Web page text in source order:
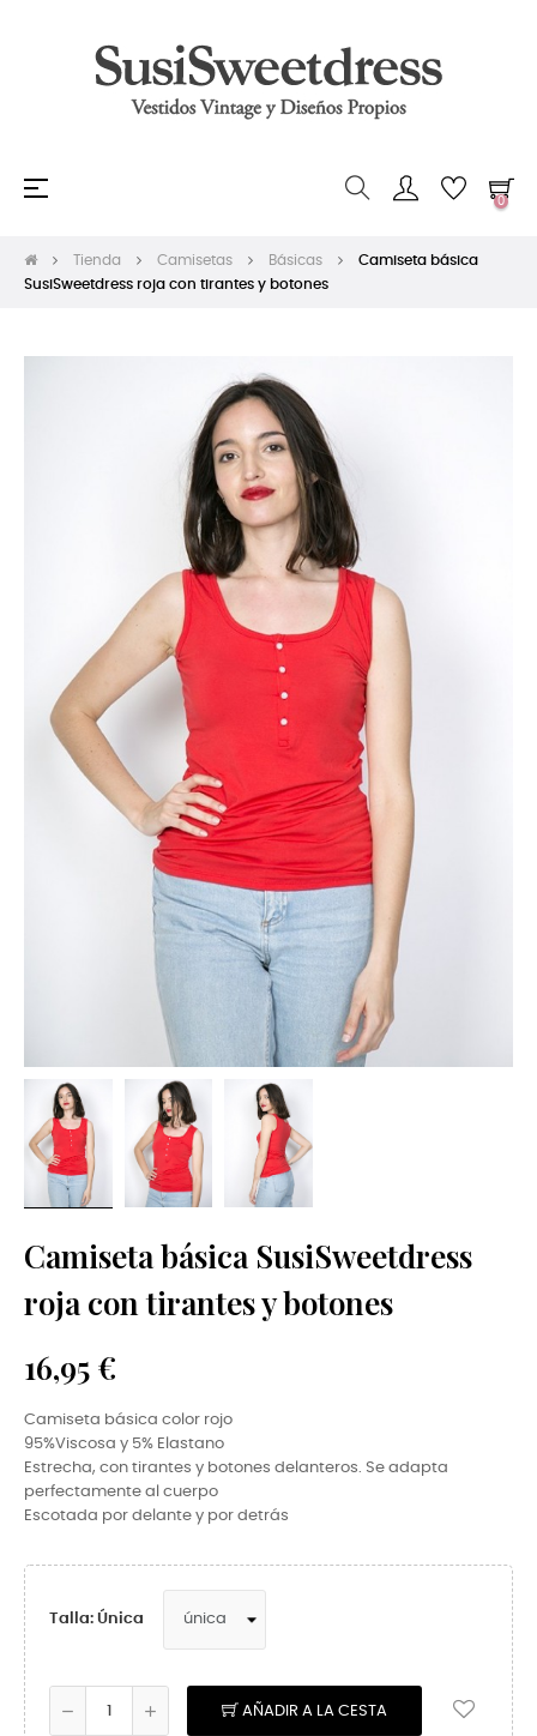
Navegación
☰
0
Tienda Camisetas Básicas
Camiseta básica
SusiSweetdress roja con tirantes y botones
Camiseta básica SusiSweetdress
roja con tirantes y botones
16,95 €
Camiseta básica color rojo
95%Viscosa y 5% Elastano
Estrecha, con tirantes y botones delanteros. Se adapta
perfectamente al cuerpo
Escotada por delante y por detrás
Talla: Única
AÑADIR A LA CESTA